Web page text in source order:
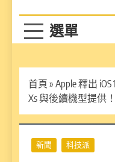
首頁 » Apple 釋出
Xs 與後續機型提供
新聞 科技派